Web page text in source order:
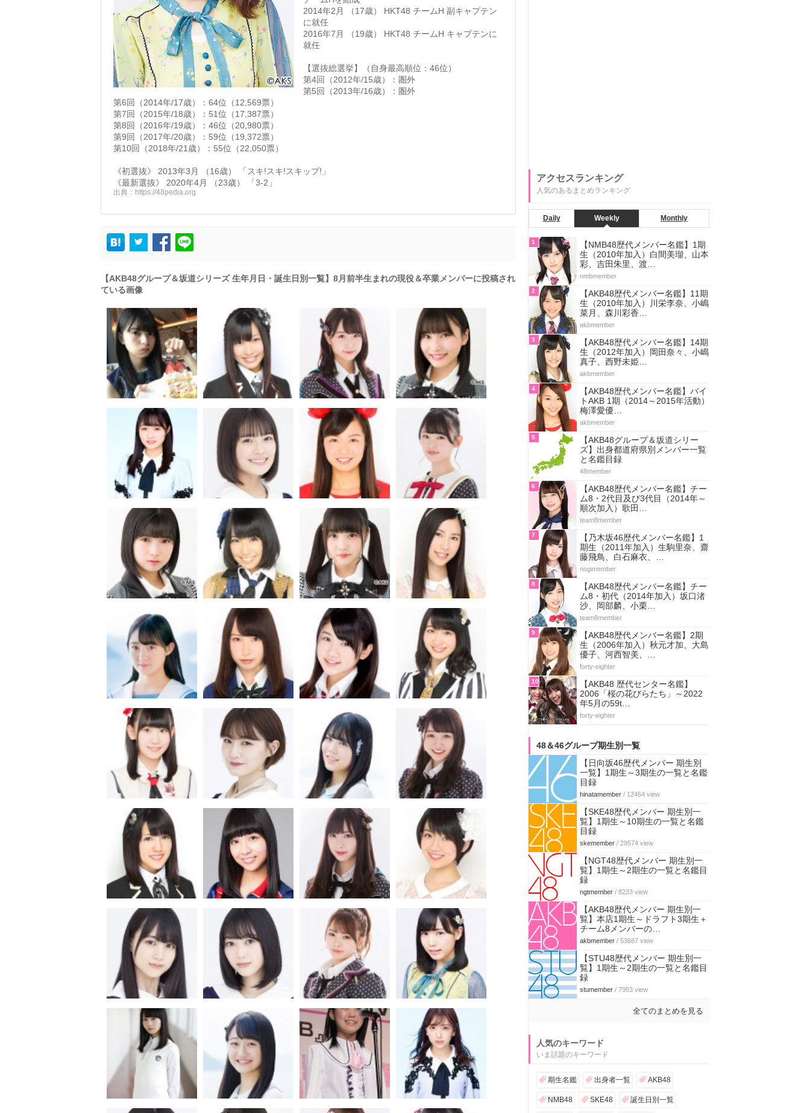
2014年2月 （17歳） HKT48 チームH 副キャプテン
に就任
2016年7月 （19歳） HKT48 チームH キャプテンに
就任
【選抜総選挙】（自身最高順位：46位）
第4回（2012年/15歳）：圏外
第5回（2013年/16歳）：圏外
第6回（2014年/17歳）：64位（12,569票）
第7回（2015年/18歳）：51位（17,387票）
第8回（2016年/19歳）：46位（20,980票）
第9回（2017年/20歳）：59位（19,372票）
第10回（2018年/21歳）：55位（22,050票）
《初選抜》 2013年3月 （16歳） 「スキ!スキ!スキップ!」
《最新選抜》 2020年4月 （23歳） 「3-2」
出典： https://48pedia.org
【AKB48グループ＆坂道シリーズ 生年月日・誕生日別一覧】8月前半生まれの現役＆卒業メンバーに投稿され
ている画像
アクセスランキング
人気のあるまとめランキング
Daily Weekly Monthly
1
【NMB48歴代メンバー名鑑】1期
生（2010年加入）白間美瑠、山本
彩、吉田朱里、渡…
nmbmember
2
【AKB48歴代メンバー名鑑】11期
生（2010年加入）川栄李奈、小嶋
菜月、森川彩香…
akbmember
3
【AKB48歴代メンバー名鑑】14期
生（2012年加入）岡田奈々、小嶋
真子、西野未姫…
akbmember
4
【AKB48歴代メンバー名鑑】バイ
トAKB 1期（2014～2015年活動）
梅澤愛優…
akbmember
5
【AKB48グループ＆坂道シリー
ズ】出身都道府県別メンバー一覧
と名鑑目録
48member
6
【AKB48歴代メンバー名鑑】チー
ム8・2代目及び3代目（2014年～
順次加入）歌田…
team8member
7
【乃木坂46歴代メンバー名鑑】1
期生（2011年加入）生駒里奈、齋
藤飛鳥、白石麻衣、…
nogimember
8
【AKB48歴代メンバー名鑑】チー
ム8・初代（2014年加入）坂口渚
沙、岡部麟、小栗…
team8member
9
【AKB48歴代メンバー名鑑】2期
生（2006年加入）秋元才加、大島
優子、河西智美、…
forty-eighter
10
【AKB48 歴代センター名鑑】
2006「桜の花びらたち」～2022
年5月の59t…
forty-eighter
48＆46グループ期生別一覧
【日向坂46歴代メンバー 期生別
一覧】1期生～3期生の一覧と名鑑
目録
hinatamember / 12464 view
【SKE48歴代メンバー 期生別一
覧】1期生～10期生の一覧と名鑑
目録
skemember / 29574 view
【NGT48歴代メンバー 期生別一
覧】1期生～2期生の一覧と名鑑目
録
ngtmember / 8233 view
【AKB48歴代メンバー 期生別一
覧】本店1期生～ドラフト3期生＋
チーム8メンバーの…
akbmember / 53687 view
【STU48歴代メンバー 期生別一
覧】1期生～2期生の一覧と名鑑目
録
stumember / 7983 view
全てのまとめを見る
人気のキーワード
いま話題のキーワード
期生名鑑 出身者一覧 AKB48
NMB48 SKE48 誕生日別一覧